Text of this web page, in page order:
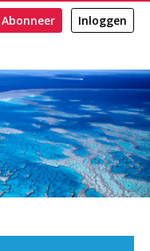
Abonneer Inloggen